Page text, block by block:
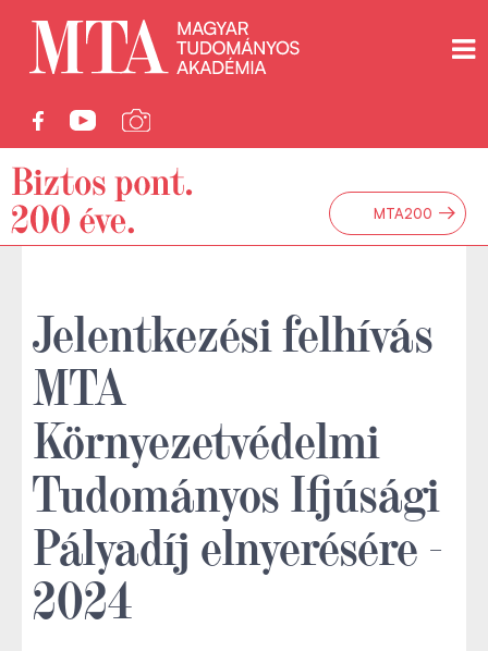
MTA200 →
Jelentkezési felhívás
MTA
Környezetvédelmi
Tudományos Ifjúsági
Pályadíj elnyerésére -
2024